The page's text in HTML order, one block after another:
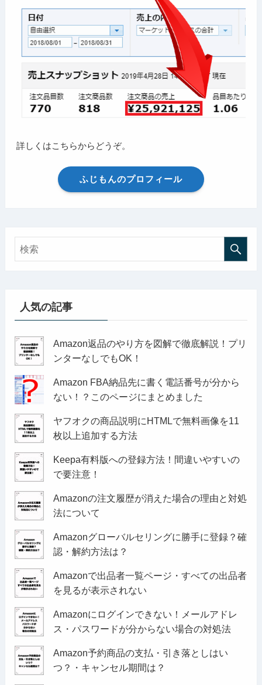
詳しくはこちらからどうぞ。
ふじもんのプロフィール
人気の記事
Amazon返品のやり方を図解で徹底解説！プリ
ンターなしでもOK！
Amazon FBA納品先に書く電話番号が分から
ない！？このページにまとめました
ヤフオクの商品説明にHTMLで無料画像を11
枚以上追加する方法
Keepa有料版への登録方法！間違いやすいの
で要注意！
Amazonの注文履歴が消えた場合の理由と対処
法について
Amazonグローバルセリングに勝手に登録？確
認・解約方法は？
Amazonで出品者一覧ページ・すべての出品者
を見るが表示されない
Amazonにログインできない！メールアドレ
ス・パスワードが分からない場合の対処法
Amazon予約商品の支払・引き落としはい
つ？・キャンセル期間は？